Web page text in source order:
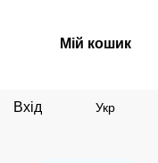
Мій кошик
Вхід Укр